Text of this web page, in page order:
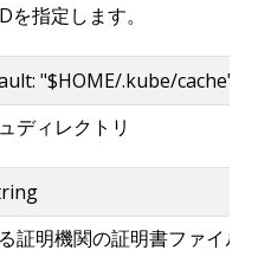
指定します。
"$HOME/.kube/cache"
ディレクトリ
証明機関の証明書ファイル